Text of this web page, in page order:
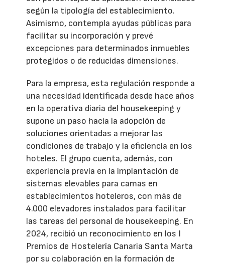
según la tipología del establecimiento.
Asimismo, contempla ayudas públicas para
facilitar su incorporación y prevé
excepciones para determinados inmuebles
protegidos o de reducidas dimensiones.
Para la empresa, esta regulación responde a
una necesidad identificada desde hace años
en la operativa diaria del housekeeping y
supone un paso hacia la adopción de
soluciones orientadas a mejorar las
condiciones de trabajo y la eficiencia en los
hoteles. El grupo cuenta, además, con
experiencia previa en la implantación de
sistemas elevables para camas en
establecimientos hoteleros, con más de
4.000 elevadores instalados para facilitar
las tareas del personal de housekeeping. En
2024, recibió un reconocimiento en los I
Premios de Hostelería Canaria Santa Marta
por su colaboración en la formación de